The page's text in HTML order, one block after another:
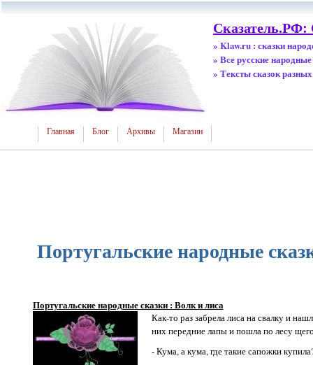
Сказатель.РФ:
» Klaw.ru : сказки
» Все русские народные
» Тексты сказок
Главная Блог Архивы Магазин
Португальские народные
Португальские народные сказки : Волк и лиса
Как-то раз забрела лиса на свалку и
них передние лапы и пошла по лесу
- Кума, а кума, где такие сапожки